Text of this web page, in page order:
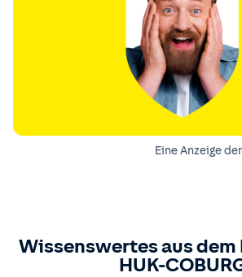
Eine Anzeige
Wissenswertes aus dem
HUK-